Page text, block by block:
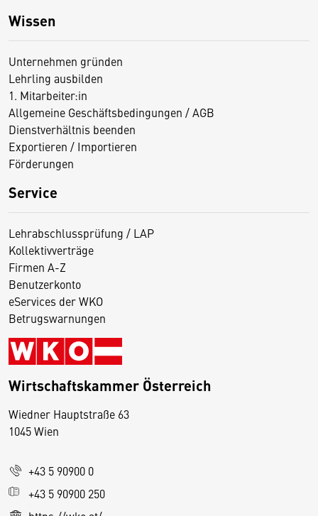
Wissen
Unternehmen gründen
Lehrling ausbilden
1. Mitarbeiter:in
Allgemeine Geschäftsbedingungen / AGB
Dienstverhältnis beenden
Exportieren / Importieren
Förderungen
Service
Lehrabschlussprüfung / LAP
Kollektivverträge
Firmen A-Z
Benutzerkonto
eServices der WKO
Betrugswarnungen
Wirtschaftskammer Österreich
Wiedner Hauptstraße 63
1045 Wien
+43 5 90900 0
+43 5 90900 250
D
s
e
S